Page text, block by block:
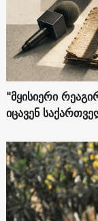
"მყისიერი
იცავენ